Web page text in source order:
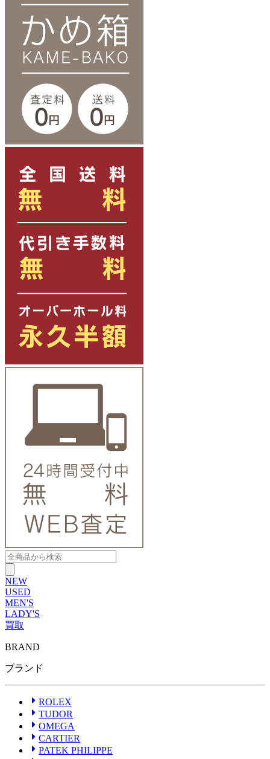
NEW
USED
MEN'S
LADY'S
買取
ブランドから探す
ROLEX
OMEGA
AUDEMARS PIGUET
A.LANGE&SOHNE
GLASHUTTE ORIGINAL
VACHERON CONSTANTIN
BREGUET
JAEGER-LECOULTRE
BRAND
ブランド
ROLEX
TUDOR
OMEGA
CARTIER
PATEK PHILIPPE